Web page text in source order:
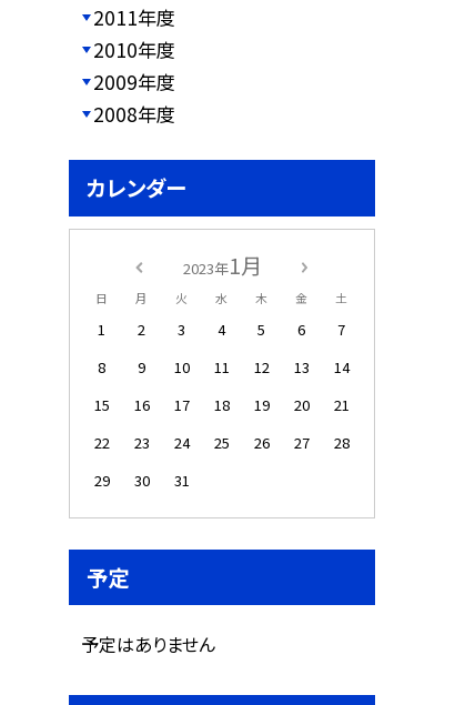
2011年度
2010年度
2009年度
2008年度
カレンダー
2023年1月
日 月 火 水 木 金 土
1 2 3 4 5 6
7
8
9 10 11 12 13
14
15
16 17 18 19 20
21
22
23 24 25 26 27
28
29
30 31
予定
予定はありません